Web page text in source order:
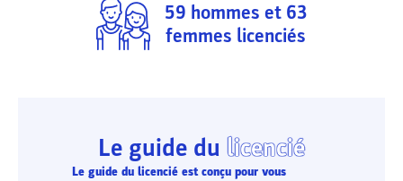
59 hommes et 63
femmes licenciés
Le guide du licencié
Le guide du licencié est conçu pour vous